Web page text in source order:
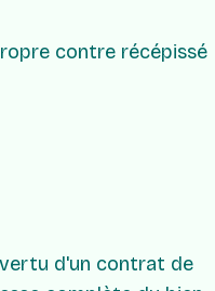
contre récépissé
d'un contrat de